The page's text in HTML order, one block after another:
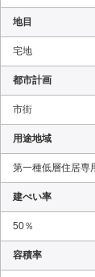
地目
宅地
都市計画
市街
用途地域
第一種低層住居専
建ぺい率
50％
容積率